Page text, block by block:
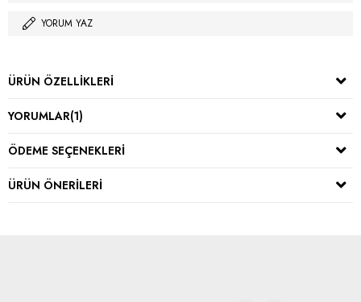
YORUM YAZ
ÜRÜN ÖZELLIKLERI
YORUMLAR(1)
ÖDEME SEÇENEKLERI
ÜRÜN ÖNERILERI